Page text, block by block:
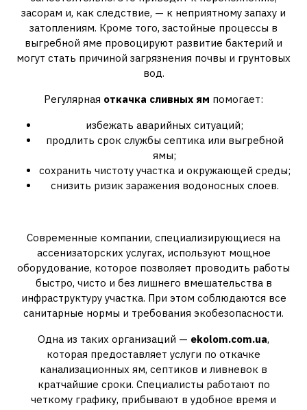
засорам и, как следствие, — к неприятному запаху и
затоплениям. Кроме того, застойные процессы в
выгребной яме провоцируют развитие бактерий и
могут стать причиной загрязнения почвы и грунтовых
вод.
Регулярная откачка сливных ям помогает:
избежать аварийных ситуаций;
продлить срок службы септика или выгребной
ямы;
сохранить чистоту участка и окружающей среды;
снизить ризик заражения водоносных слоев.
Современные компании, специализирующиеся на
ассенизаторских услугах, используют мощное
оборудование, которое позволяет проводить работы
быстро, чисто и без лишнего вмешательства в
инфраструктуру участка. При этом соблюдаются все
санитарные нормы и требования экобезопасности.
Одна из таких организаций — ekolom.com.ua,
которая предоставляет услуги по откачке
канализационных ям, септиков и ливневок в
кратчайшие сроки. Специалисты работают по
четкому графику, прибывают в удобное время и